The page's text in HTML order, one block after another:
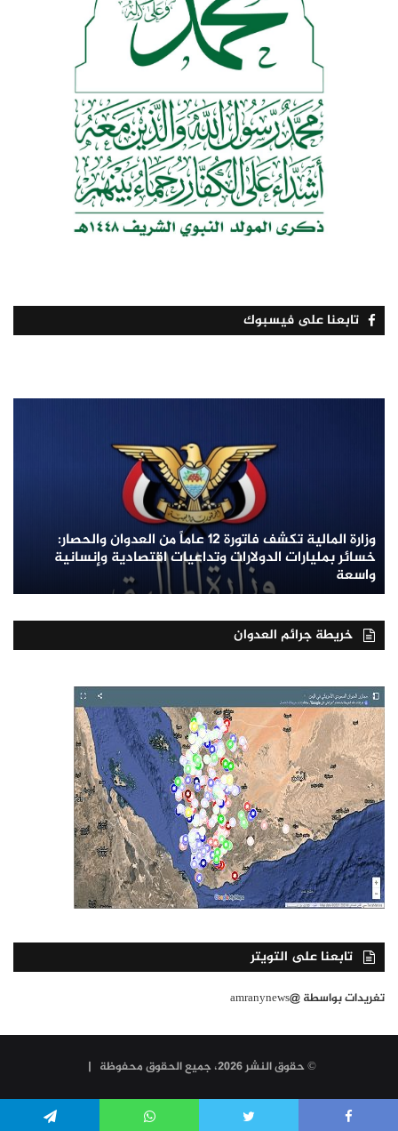
تابعنا على فيسبوك
وزارة المالية تكشف فاتورة 12 عاماً من العدوان والحصار:
خسائر بمليارات الدولارات وتداعيات اقتصادية وإنسانية
واسعة
خريطة جرائم العدوان
تابعنا على التويتر
تغريدات بواسطة @amranynews
© حقوق النشر 2026، جميع الحقوق محفوظة |